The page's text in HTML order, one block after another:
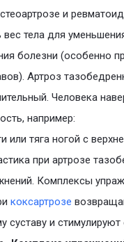
и
тела для
болезни (особенно
Артроз
Человека
например:
или тяга ногой с
при артрозе
Комплексы
коксартрозе
суставу и стимулируют